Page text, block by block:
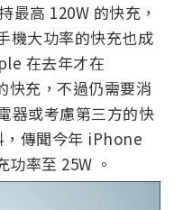
最高 120W 的快充，
機大功率的快充也成
在去年才在
快充，不過仍需要消
器或考慮第三方的快
，傳聞今年 iPhone
率至 25W 。